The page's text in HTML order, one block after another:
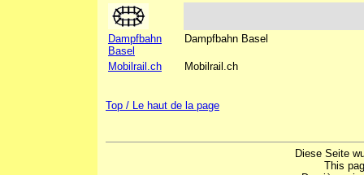
Dampfbahn
Basel
Dampfbahn Basel
Mobilrail.ch Mobilrail.ch
Top / Le haut de la page
Diese Seite
This